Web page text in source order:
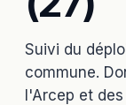
Suivi du
commune.
l'Arcep et